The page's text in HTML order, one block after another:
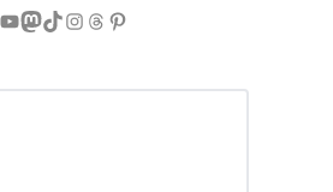
YouTube
Mastodon
TikTok
Instagram
Threads
Pinterest